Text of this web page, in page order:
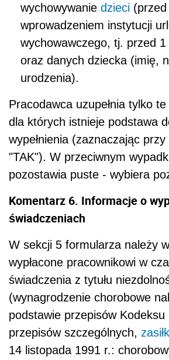
wychowywanie dzieci (przed
wprowadzeniem instytucji
wychowawczego, tj. przed
oraz danych dziecka (imię,
urodzenia).
Pracodawca uzupełnia tylko
dla których istnieje podstawa
wypełnienia (zaznaczając
"TAK"). W przeciwnym
pozostawia puste - wybiera
Komentarz 6. Informacje o
świadczeniach
W sekcji 5 formularza należy
wypłacone pracownikowi w
świadczenia z tytułu
(wynagrodzenie chorobowe
podstawie przepisów
przepisów szczególnych,
14 listopada 1991 r.: